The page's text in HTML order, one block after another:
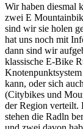
Wir haben diesmal
zwei E
sind wir sie holen
hat uns noch mit
dann sind wir
klassische E-Bike
kann, oder sich
(Citybikes und
der Region verteilt.
stehen die Radln